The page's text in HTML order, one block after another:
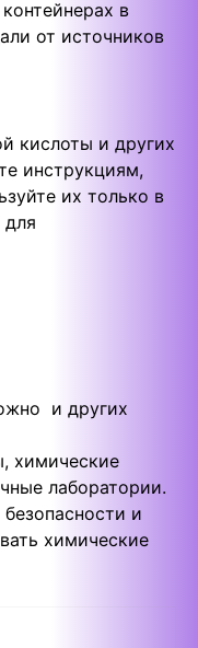
в
от источников
кислоты и других
инструкциям,
их только в
для
и других
химические
лаборатории.
и
химические